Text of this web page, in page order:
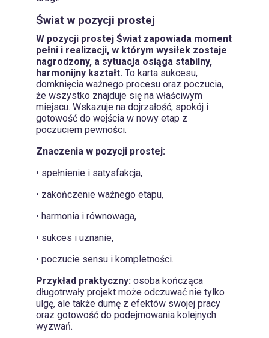
Świat w pozycji prostej
W pozycji prostej Świat zapowiada moment
pełni i realizacji, w którym wysiłek zostaje
nagrodzony, a sytuacja osiąga stabilny,
harmonijny kształt. To karta sukcesu,
domknięcia ważnego procesu oraz poczucia,
że wszystko znajduje się na właściwym
miejscu. Wskazuje na dojrzałość, spokój i
gotowość do wejścia w nowy etap z
poczuciem pewności.
Znaczenia w pozycji prostej:
• spełnienie i satysfakcja,
• zakończenie ważnego etapu,
• harmonia i równowaga,
• sukces i uznanie,
• poczucie sensu i kompletności.
Przykład praktyczny: osoba kończąca
długotrwały projekt może odczuwać nie tylko
ulgę, ale także dumę z efektów swojej pracy
oraz gotowość do podejmowania kolejnych
wyzwań.